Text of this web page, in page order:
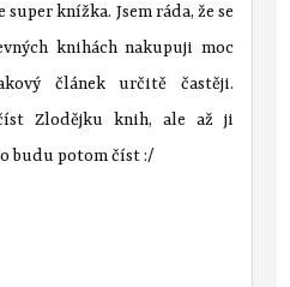
super knížka. Jsem ráda, že se
knihách nakupuji moc
článek určitě častěji.
Zlodějku knih, ale až ji
budu potom číst :/